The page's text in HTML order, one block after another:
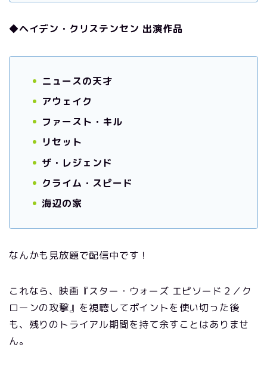
◆ヘイデン・クリステンセン 出演作品
ニュースの天才
アウェイク
ファースト・キル
リセット
ザ・レジェンド
クライム・スピード
海辺の家
なんかも見放題で配信中です！
これなら、映画『スター・ウォーズ エピソード２／ク
ローンの攻撃』を視聴してポイントを使い切った後
も、残りのトライアル期間を持て余すことはありませ
ん。